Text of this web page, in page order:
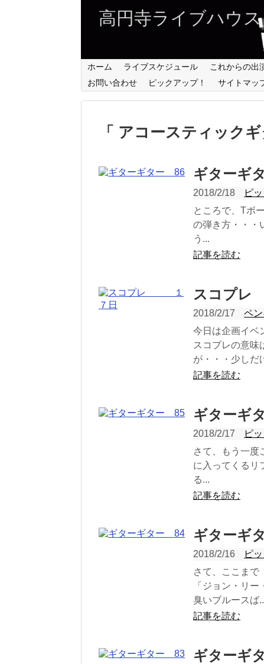
高円寺ライブハウ
ホーム ライブスケジュール これからの出
お問い合わせ
ピックアップ！ サイトマッ
「 アコースティック
ギターギ
2018/2/18 ピ
ところで、Tボ
の弾き方・・・
う...
記事を読む
スコプ
2018/2/17
ペ
今日は企画イベ
スコプレの意味
が・・・少しだ
記事を読む
ギターギ
2018/2/17 ピ
さて、もう一度
に入ってくるリ
る...
記事を読む
ギターギ
2018/2/16 ピ
さて、ここまで
「ジョン・リ
臭いブルースば
記事を読む
ギターギ